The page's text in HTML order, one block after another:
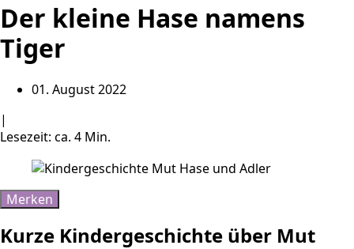
Der kleine Hase namens
Tiger
01. August 2022
|
Lesezeit: ca. 4 Min.
Merken
Kurze Kindergeschichte über Mut